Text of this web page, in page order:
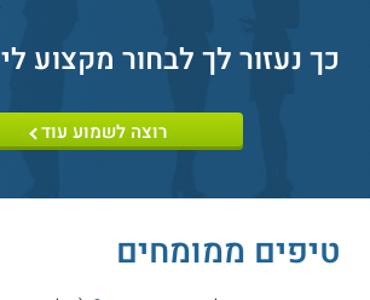
כך נעזור לך לבחור מקצוע
רוצה לשמוע עוד
טיפים ממומחים